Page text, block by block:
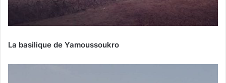
La basilique de Yamoussoukro